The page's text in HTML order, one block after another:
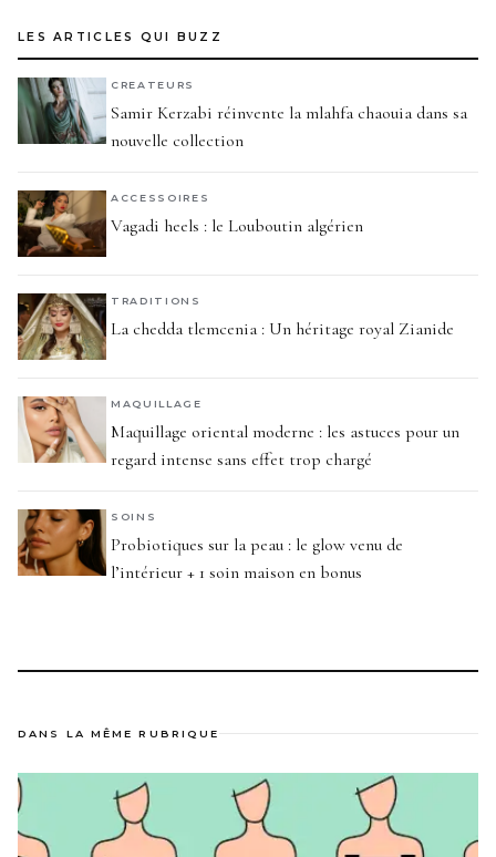
LES ARTICLES QUI BUZZ
CREATEURS
Samir Kerzabi réinvente la mlahfa chaouia dans sa
nouvelle collection
ACCESSOIRES
Vagadi heels : le Louboutin algérien
TRADITIONS
La chedda tlemcenia : Un héritage royal Zianide
MAQUILLAGE
Maquillage oriental moderne : les astuces pour un
regard intense sans effet trop chargé
SOINS
Probiotiques sur la peau : le glow venu de
l’intérieur + 1 soin maison en bonus
DANS LA MÊME RUBRIQUE